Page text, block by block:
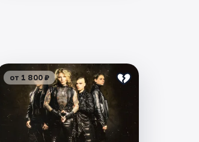
от 1 800 ₽